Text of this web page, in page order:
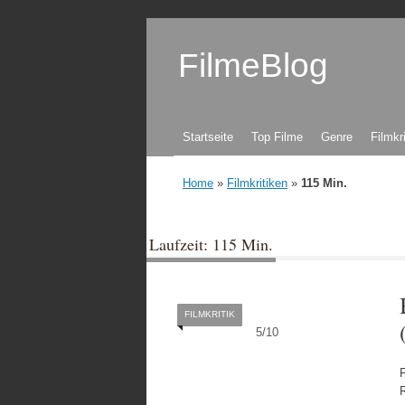
FilmeBlog
Zum Inhalt springen
Startseite Top Filme Genre
Home » Filmkritiken » 115 Min.
Laufzeit: 115 Min.
5/10
FILMKRITIK